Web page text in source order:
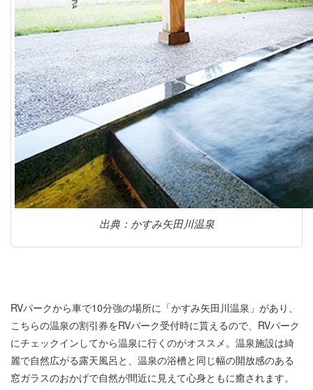
出典：かすみ矢田川温泉
RVパークから車で10分強の場所に「かすみ矢田川温泉」があり、
こちらの温泉の割引券をRVパーク受付時に貰えるので、RVパーク
にチェックインしてから温泉に行くのがオススメ。温泉施設は綺
麗で自然広がる露天風呂と、温泉の浴槽と同じ幅の開放感のある
窓ガラスのおかげで自然が間近に見えて心身ともに癒されます。